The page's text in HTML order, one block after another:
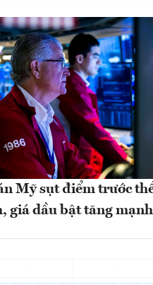
Mỹ sụt điểm trước
giá dầu bật tăng mạnh